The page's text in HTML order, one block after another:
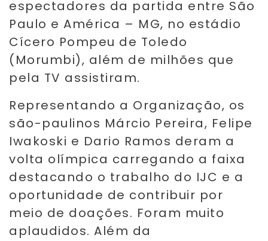
espectadores da partida entre São
Paulo e América – MG, no estádio
Cícero Pompeu de Toledo
(Morumbi), além de milhões que
pela TV assistiram.
Representando a Organização, os
são-paulinos Márcio Pereira, Felipe
Iwakoski e Dario Ramos deram a
volta olímpica carregando a faixa
destacando o trabalho do IJC e a
oportunidade de contribuir por
meio de doações. Foram muito
aplaudidos. Além da